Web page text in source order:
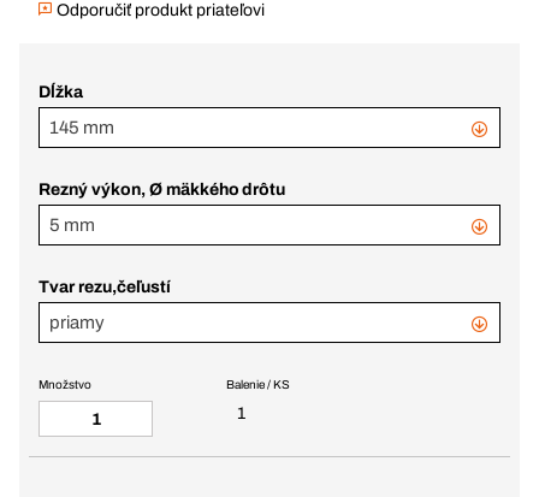
Odporučiť produkt priateľovi
Dĺžka
145 mm
Rezný výkon, Ø mäkkého drôtu
5 mm
Tvar rezu,čeľustí
priamy
Balenie / KS
1
Množstvo